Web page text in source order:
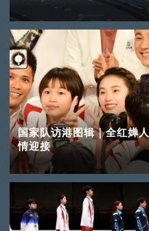
国家队访港图辑｜全红婵
情迎接